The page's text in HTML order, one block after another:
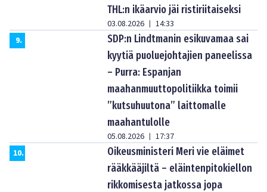
THL:n ikäarvio jäi ristiriitaiseksi
03.08.2026 | 14:33
9.
SDP:n Lindtmanin esikuvamaa sai
kyytiä puoluejohtajien paneelissa
– Purra: Espanjan
maahanmuuttopolitiikka toimii
”kutsuhuutona” laittomalle
maahantulolle
05.08.2026 | 17:37
10.
Oikeusministeri Meri vie eläimet
rääkkääjiltä – eläintenpitokiellon
rikkomisesta jatkossa jopa